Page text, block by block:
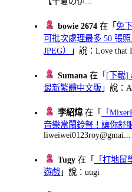
bowie 2674 在「免
可批次處理最多 50 張
JPEG）
」說：Love that I
Sumana 在「 [下載]
最新繁體中文版 」說：
李紹煒在「
「
音樂當鬧鈴聲！讓你舒
liweiwei0123roy@gmai...
Tugy 在「
「打地
遊戲 」說：uugi